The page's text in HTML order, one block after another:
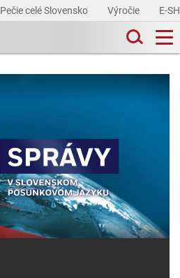
Pečie celé Slovensko Výročie E-